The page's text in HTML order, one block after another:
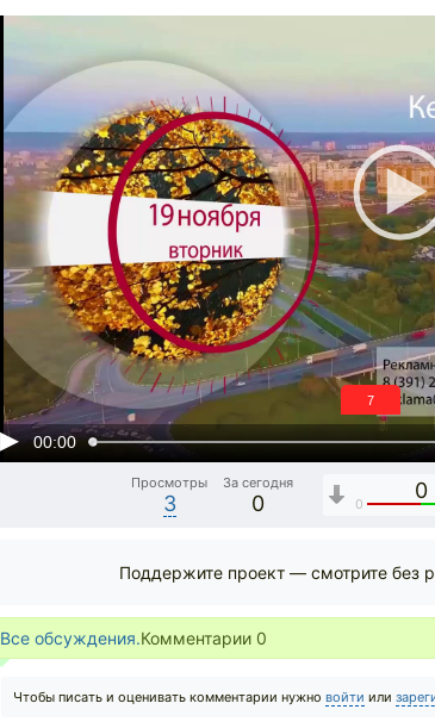
00:00
6
Просмотры
3
За сегодня
0
0
0
Поддержите проект — смотрите без
Все обсуждения.Комментарии 0
Чтобы писать и оценивать комментарии нужно войти или